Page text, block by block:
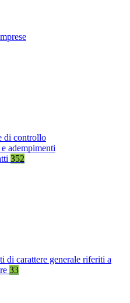
di controllo
adempimenti
352
di carattere generale riferiti a
33